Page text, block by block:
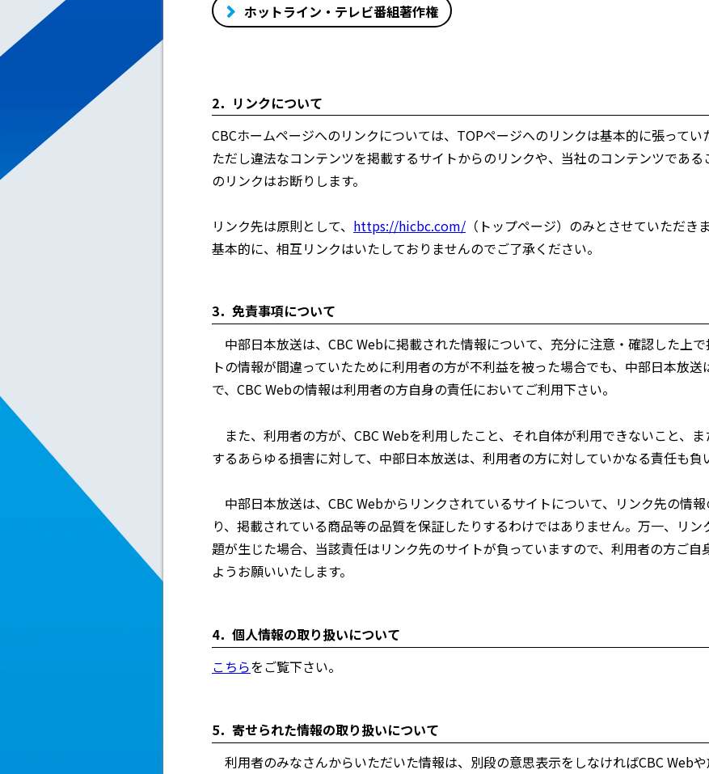
ホットライン・テレビ番組著作権
2．リンクについて
CBCホームページへのリンクについては、TOPページへのリンクは基本的に張ってい
ただし違法なコンテンツを掲載するサイトからのリンクや、当社のコンテンツであ
のリンクはお断りします。
リンク先は原則として、 https://hicbc.com/ （トップページ）のみとさせていただきま
基本的に、相互リンクはいたしておりませんのでご了承ください。
3．免責事項について
中部日本放送は、CBC Webに掲載された情報について、充分に注意・確認した上
トの情報が間違っていたために利用者の方が不利益を被った場合でも、中部日本放
で、CBC Webの情報は利用者の方自身の責任においてご利用下さい。
また、利用者の方が、CBC Webを利用したこと、それ自体が利用できないこと、
するあらゆる損害に対して、中部日本放送は、利用者の方に対していかなる責任も負
中部日本放送は、CBC Webからリンクされているサイトについて、リンク先の情
り、掲載されている商品等の品質を保証したりするわけではありません。万一、リ
題が生じた場合、当該責任はリンク先のサイトが負っていますので、利用者の方ご自
ようお願いいたします。
4．個人情報の取り扱いについて
こちらをご覧下さい。
5．寄せられた情報の取り扱いについて
利用者のみなさんからいただいた情報は、別段の意思表示をしなければCBC Web